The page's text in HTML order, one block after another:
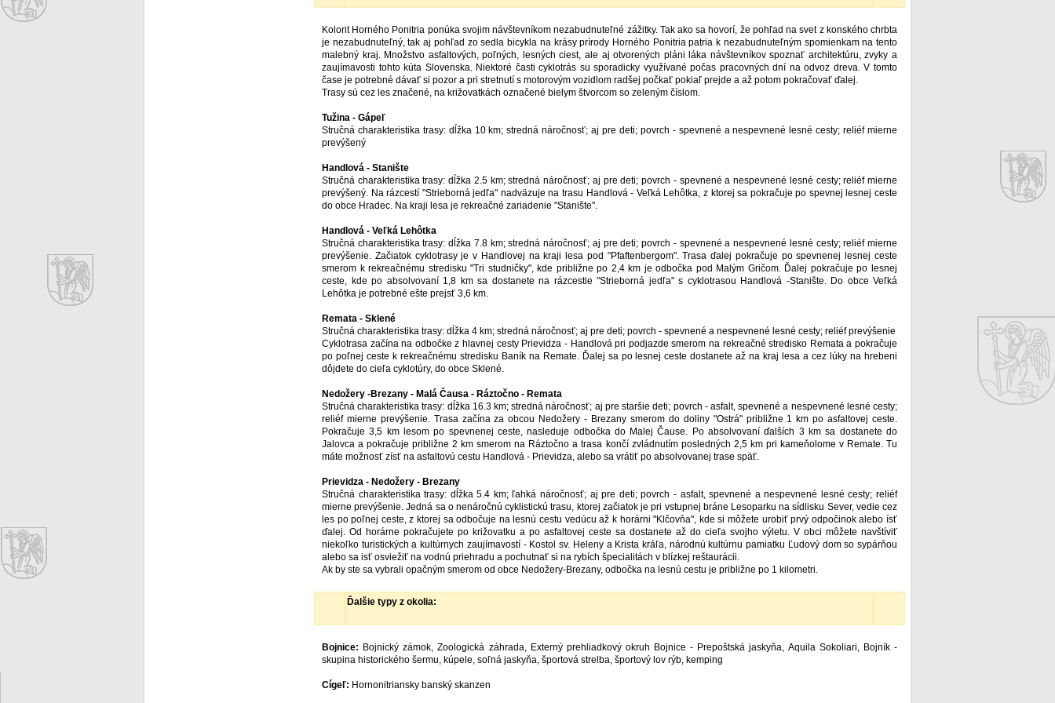
Kolorit Horného Ponitria ponúka svojim návštevníkom nezabudnuteľné zážitky. Tak ako sa hovorí, že pohľad na svet z konského chrbta
je nezabudnuteľný, tak aj pohľad zo sedla bicykla na krásy prírody Horného Ponitria patria k nezabudnuteľným spomienkam na tento
malebný kraj. Množstvo asfaltových, poľných, lesných ciest, ale aj otvorených pláni láka návštevníkov spoznať architektúru, zvyky a
zaujímavosti tohto kúta Slovenska. Niektoré časti cyklotrás su sporadicky využívané počas pracovných dní na odvoz dreva. V tomto
čase je potrebné dávať si pozor a pri stretnutí s motorovým vozidlom radšej počkať pokiaľ prejde a až potom pokračovať ďalej.
Trasy sú cez les značené, na križovatkách označené bielym štvorcom so zeleným číslom.
Tužina - Gápeľ
Stručná charakteristika trasy: dĺžka 10 km; stredná náročnosť; aj pre deti; povrch - spevnené a nespevnené lesné cesty; reliéf mierne
prevýšený
Handlová - Stanište
Stručná charakteristika trasy: dĺžka 2.5 km; stredná náročnosť; aj pre deti; povrch - spevnené a nespevnené lesné cesty; reliéf mierne
prevýšený. Na rázcestí "Strieborná jedľa" nadväzuje na trasu Handlová - Veľká Lehôtka, z ktorej sa pokračuje po spevnej lesnej ceste
do obce Hradec. Na kraji lesa je rekreačné zariadenie "Stanište".
Handlová - Veľká Lehôtka
Stručná charakteristika trasy: dĺžka 7.8 km; stredná náročnosť; aj pre deti; povrch - spevnené a nespevnené lesné cesty; reliéf mierne
prevýšenie. Začiatok cyklotrasy je v Handlovej na kraji lesa pod "Pfaftenbergom". Trasa ďalej pokračuje po spevnenej lesnej ceste
smerom k rekreačnému stredisku "Tri studničky", kde približne po 2,4 km je odbočka pod Malým Gričom. Ďalej pokračuje po lesnej
ceste, kde po absolvovaní 1,8 km sa dostanete na rázcestie "Strieborná jedľa" s cyklotrasou Handlová -Stanište. Do obce Veľká
Lehôtka je potrebné ešte prejsť 3,6 km.
Remata - Sklené
Stručná charakteristika trasy: dĺžka 4 km; stredná náročnosť; aj pre deti; povrch - spevnené a nespevnené lesné cesty; reliéf prevýšenie
Cyklotrasa začína na odbočke z hlavnej cesty Prievidza - Handlová pri podjazde smerom na rekreačné stredisko Remata a pokračuje
po poľnej ceste k rekreačnému stredisku Baník na Remate. Ďalej sa po lesnej ceste dostanete až na kraj lesa a cez lúky na hrebeni
dôjdete do cieľa cyklotúry, do obce Sklené.
Nedožery -Brezany - Malá Čausa - Ráztočno - Remata
Stručná charakteristika trasy: dĺžka 16.3 km; stredná náročnosť; aj pre staršie deti; povrch - asfalt, spevnené a nespevnené lesné cesty;
reliéf mierne prevýšenie. Trasa začína za obcou Nedožery - Brezany smerom do doliny "Ostrá" približne 1 km po asfaltovej ceste.
Pokračuje 3,5 km lesom po spevnenej ceste, nasleduje odbočka do Malej Čause. Po absolvovaní ďalších 3 km sa dostanete do
Jalovca a pokračuje približne 2 km smerom na Ráztočno a trasa končí zvládnutím posledných 2,5 km pri kameňolome v Remate. Tu
máte možnosť zísť na asfaltovú cestu Handlová - Prievidza, alebo sa vrátiť po absolvovanej trase späť.
Prievidza - Nedožery - Brezany
Stručná charakteristika trasy: dĺžka 5.4 km; ľahká náročnosť; aj pre deti; povrch - asfalt, spevnené a nespevnené lesné cesty; reliéf
mierne prevýšenie. Jedná sa o nenáročnú cyklistickú trasu, ktorej začiatok je pri vstupnej bráne Lesoparku na sídlisku Sever, vedie cez
les po poľnej ceste, z ktorej sa odbočuje na lesnú cestu vedúcu až k horárni "Klčovňa", kde si môžete urobiť prvý odpočinok alebo ísť
ďalej. Od horárne pokračujete po križovatku a po asfaltovej ceste sa dostanete až do cieľa svojho výletu. V obci môžete navštíviť
niekoľko turistických a kultúrnych zaujímavostí - Kostol sv. Heleny a Krista kráľa, národnú kultúrnu pamiatku Ľudový dom so sypárňou
alebo sa isť osviežiť na vodnú priehradu a pochutnať si na rybích špecialitách v blízkej reštaurácii.
Ak by ste sa vybrali opačným smerom od obce Nedožery-Brezany, odbočka na lesnú cestu je približne po 1 kilometri.
Ďalšie typy z okolia:
Bojnice: Bojnický zámok, Zoologická záhrada, Externý prehliadkový okruh Bojnice - Prepoštská jaskyňa, Aquila Sokoliari, Bojník -
skupina historického šermu, kúpele, soľná jaskyňa, športová strelba, športový lov rýb, kemping
Cígeľ: Hornonitriansky banský skanzen